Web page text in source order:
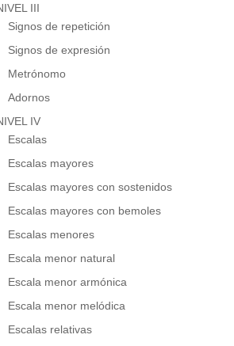
III
Signos de repetición
Signos de expresión
Metrónomo
Adornos
IV
Escalas
Escalas mayores
Escalas mayores con sostenidos
Escalas mayores con bemoles
Escalas menores
Escala menor natural
Escala menor armónica
Escala menor melódica
Escalas relativas